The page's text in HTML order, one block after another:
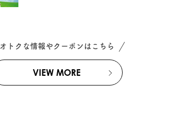
オトクな情報やクーポンはこちら
VIEW MORE